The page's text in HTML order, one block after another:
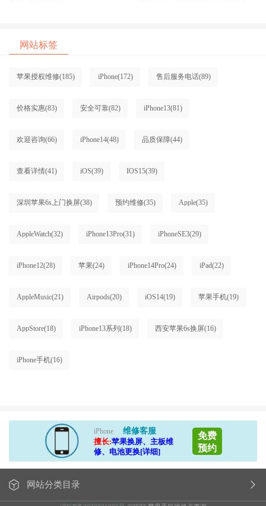
网站标签
苹果授权维修(185) iPhone(172) 售后服务电话(89)
价格实惠(83) 安全可靠(82) iPhone13(81)
欢迎咨询(66) iPhone14(48) 品质保障(44)
查看详情(41) iOS(39) IOS15(39)
深圳苹果6s上门换屏(38) 预约维修(35) Apple(35)
AppleWatch(32) iPhone13Pro(31) iPhoneSE3(29)
iPhone12(28) 苹果(24) iPhone14Pro(24) iPad(22)
AppleMusic(21) Airpods(20) iOS14(19) 苹果手机(19)
AppStore(18) iPhone13系列 (18) 西安苹果6s换屏(16)
iPhone手机(16)
iPhone
维修客服
擅长:苹果换屏、主板维
修、电池更换[详细]
免费
预约
网站分类目录